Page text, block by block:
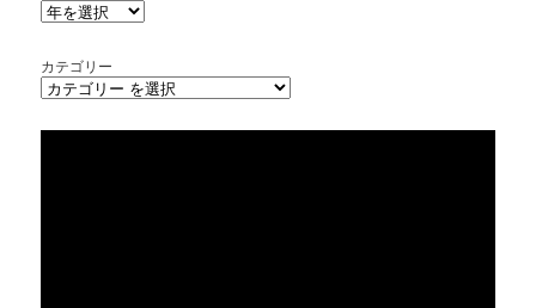
カテゴリー